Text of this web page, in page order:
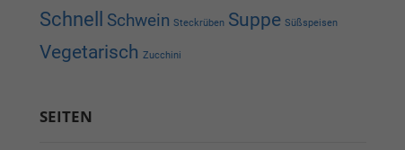
Schnell Schwein Steckrüben Suppe Süßspeisen
Vegetarisch Zucchini
SEITEN